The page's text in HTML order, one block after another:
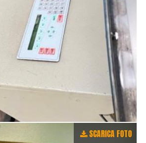
SCARICA FOTO